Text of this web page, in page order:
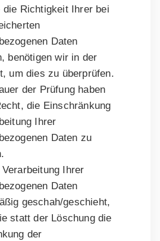
die Richtigkeit Ihrer bei
Daten
benötigen wir in der
um dies zu überprüfen.
der Prüfung haben
die Einschränkung
Ihrer
Daten zu
Ihrer
Daten
geschah/geschieht,
statt der Löschung die
der